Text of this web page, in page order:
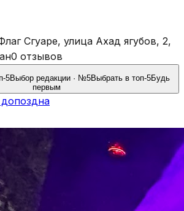
Сгуаре, улица Ахад ягубов, 2,
0 отзывов
5Выбор редакции · №5Выбрать в топ-5Будь
первым